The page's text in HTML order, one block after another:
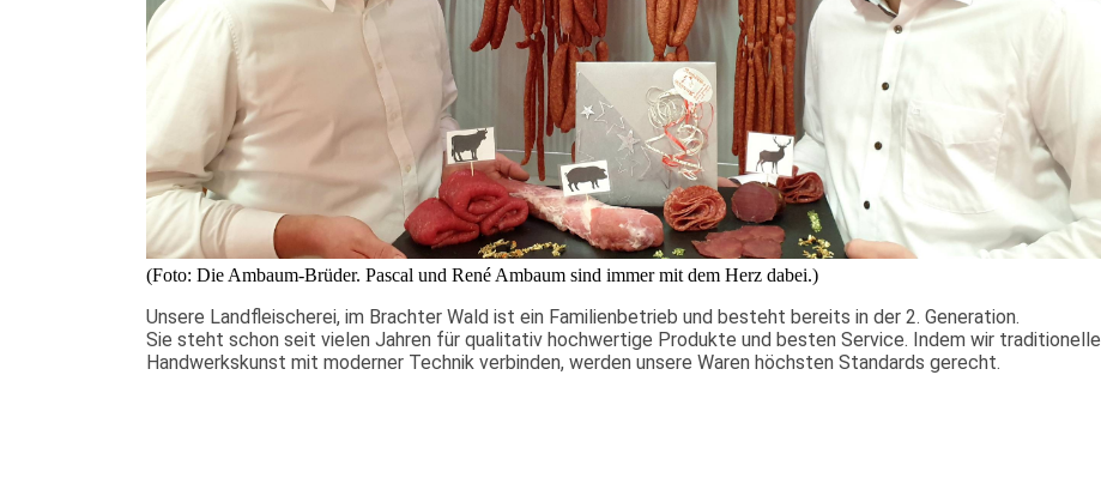
(Foto: Die Ambaum-Brüder. Pascal und René Ambaum sind immer mit dem Herz dabei.)
Unsere Landfleischerei, im Brachter Wald ist ein Familienbetrieb und besteht bereits in der 2. Generation.
Sie steht schon seit vielen Jahren für qualitativ hochwertige Produkte und besten Service. Indem wir traditionelle
Handwerkskunst mit moderner Technik verbinden, werden unsere Waren höchsten Standards gerecht.